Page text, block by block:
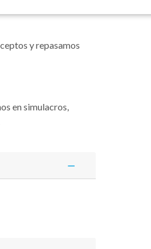
y repasamos
en simulacros,